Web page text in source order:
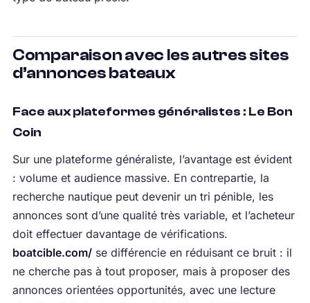
Comparaison avec les autres sites
d’annonces bateaux
Face aux plateformes généralistes : Le Bon
Coin
Sur une plateforme généraliste, l’avantage est évident
: volume et audience massive. En contrepartie, la
recherche nautique peut devenir un tri pénible, les
annonces sont d’une qualité très variable, et l’acheteur
doit effectuer davantage de vérifications.
boatcible.com/se différencie en réduisant ce bruit : il
ne cherche pas à tout proposer, mais à proposer des
annonces orientées opportunités, avec une lecture